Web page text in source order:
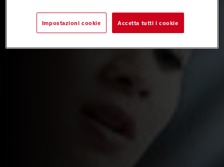
Impostazioni cookie Accetta tutti i cookie